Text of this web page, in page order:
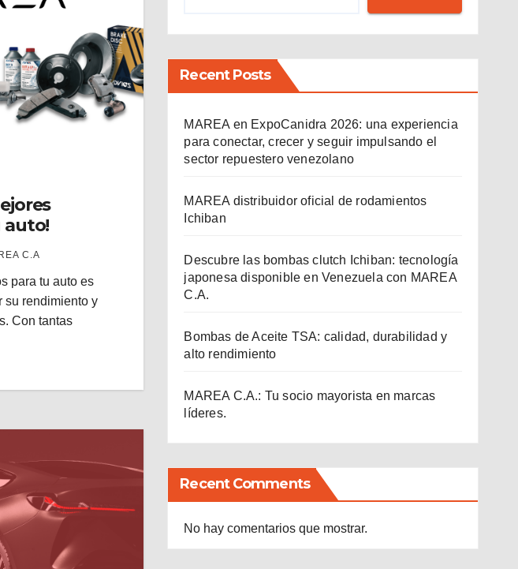
auto!
C.A
para tu auto es
su rendimiento y
Con tantas
Recent Posts
MAREA en ExpoCanidra 2026: una experiencia
para conectar, crecer y seguir impulsando el
sector repuestero venezolano
MAREA distribuidor oficial de rodamientos
Ichiban
Descubre las bombas clutch Ichiban: tecnología
japonesa disponible en Venezuela con MAREA
C.A.
Bombas de Aceite TSA: calidad, durabilidad y
alto rendimiento
MAREA C.A.: Tu socio mayorista en marcas
líderes.
Recent Comments
No hay comentarios que mostrar.